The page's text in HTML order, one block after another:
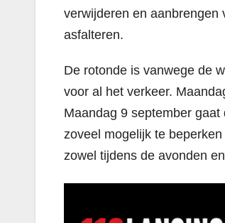
verwijderen en aanbrengen
asfalteren.
De rotonde is vanwege de
voor al het verkeer.
Maandag 9 september
zoveel mogelijk te
zowel tijdens de avonden